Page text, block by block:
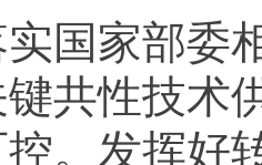
家部委相
共性技术
。发挥好